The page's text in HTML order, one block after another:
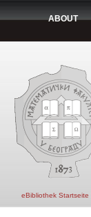
ABOUT
eBibliothek Startseite